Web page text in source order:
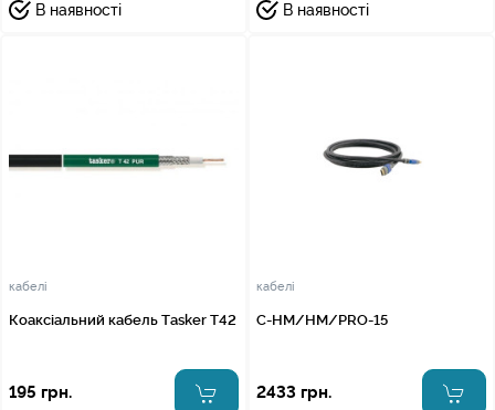
В наявності В наявності
кабелі
Коаксіальний кабель Tasker T42
195 грн.
кабелі
C-HM/HM/PRO-15
2433 грн.